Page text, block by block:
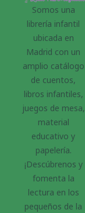
Somos una
librería infantil
ubicada en
Madrid con un
amplio catálogo
de cuentos,
libros infantiles,
juegos de mesa,
material
educativo y
papelería.
¡Descúbrenos y
fomenta la
lectura en los
pequeños de la